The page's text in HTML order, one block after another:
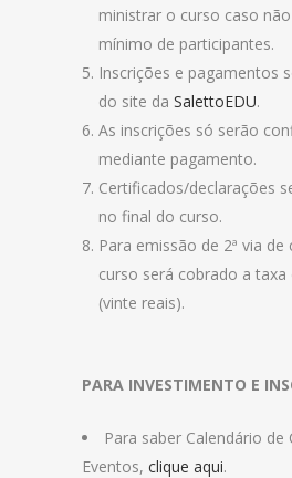
ministrar o curso caso
mínimo de participantes.
Inscrições e pagamentos
do site da SalettoEDU.
As inscrições só serão
mediante pagamento.
Certificados/declarações
no final do curso.
Para emissão de 2ª via
curso será cobrado a taxa
(vinte reais).
PARA INVESTIMENTO E
Para saber Calendário de
Eventos, clique aqui.